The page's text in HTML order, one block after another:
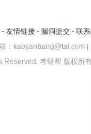
- 友情链接 - 漏洞提交 - 联
：kaoyanbang@tal.com
Reserved. 考研帮 版权所